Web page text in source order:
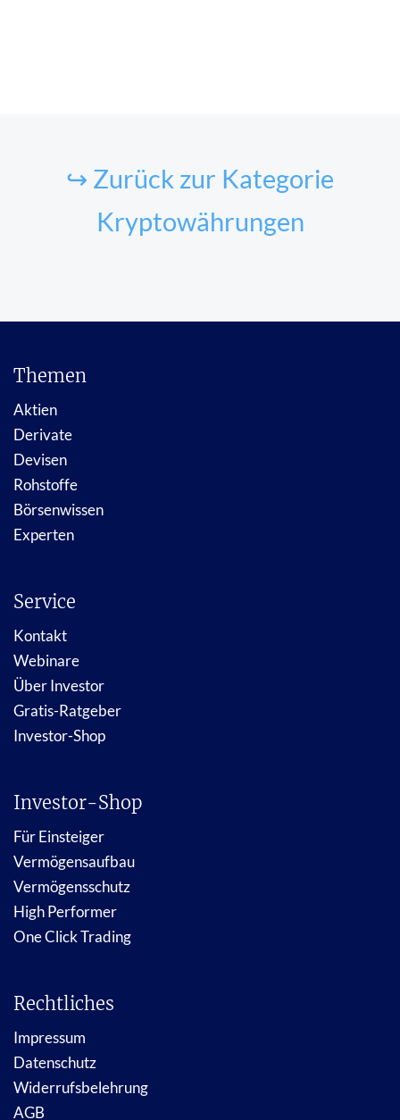
↪ Zurück zur Kategorie
Kryptowährungen
Themen
Aktien
Derivate
Devisen
Rohstoffe
Börsenwissen
Experten
Service
Kontakt
Webinare
Über Investor
Gratis-Ratgeber
Investor-Shop
Investor-Shop
Für Einsteiger
Vermögensaufbau
Vermögensschutz
High Performer
One Click Trading
Rechtliches
Impressum
Datenschutz
Widerrufsbelehrung
AGB